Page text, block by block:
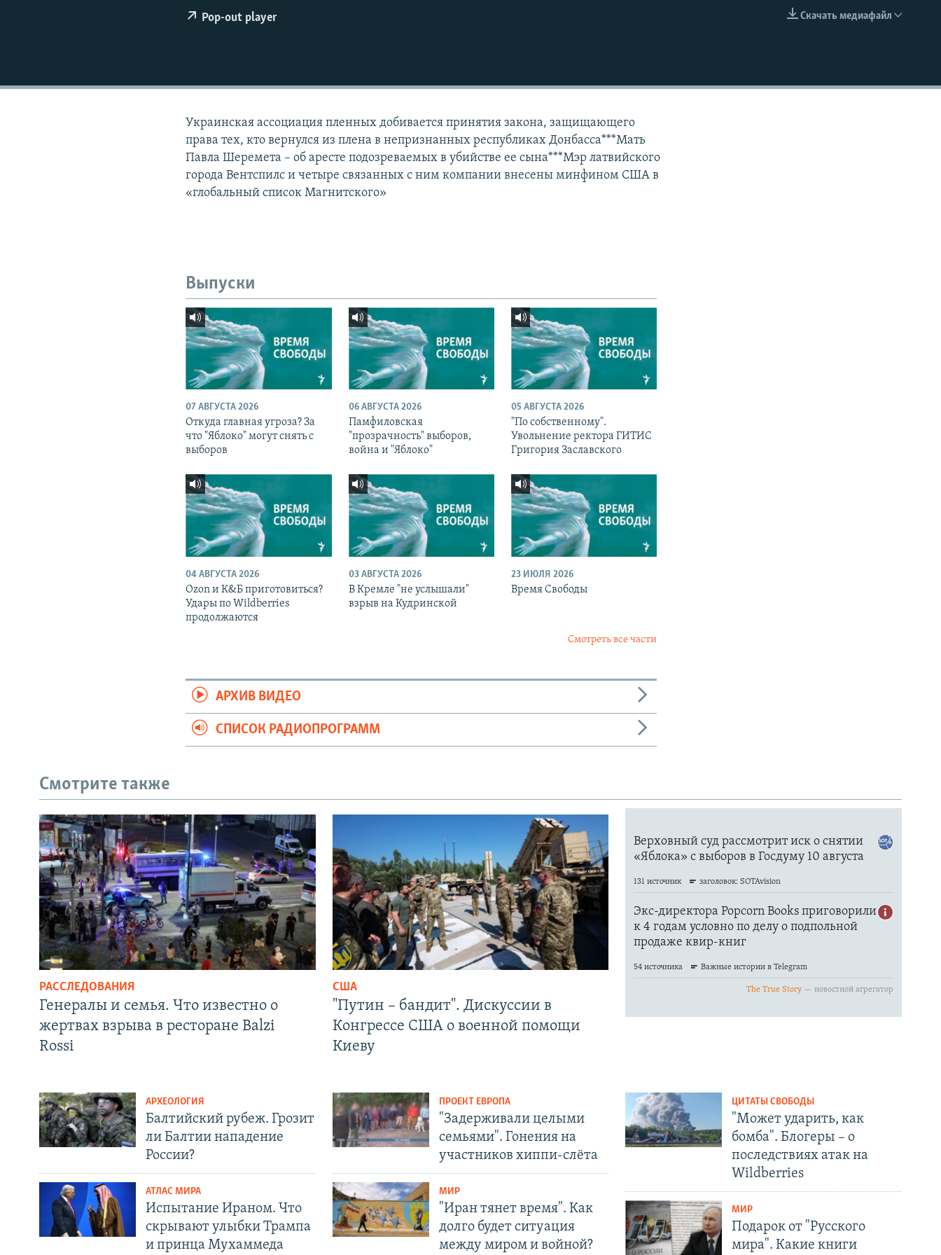
EMBED
Скачать медиафайл
Pop-out player
Украинская ассоциация пленных добивается принятия закона, защищающего
права тех, кто вернулся из плена в непризнанных республиках Донбасса***Мать
Павла Шеремета – об аресте подозреваемых в убийстве ее сына***Мэр латвийского
города Вентспилс и четыре связанных с ним компании внесены минфином США в
«глобальный список Магнитского»
Выпуски
07 АВГУСТА 2026
Откуда главная угроза? За
что "Яблоко" могут снять с
выборов
06 АВГУСТА 2026
Памфиловская
"прозрачность" выборов,
война и "Яблоко"
05 АВГУСТА 2026
"По собственному".
Увольнение ректора ГИТИС
Григория Заславского
04 АВГУСТА 2026
Ozon и К&Б приготовиться?
Удары по Wildberries
продолжаются
03 АВГУСТА 2026
В Кремле "не услышали"
взрыв на Кудринской
23 ИЮЛЯ 2026
Время Свободы
Смотреть все части
АРХИВ ВИДЕО
СПИСОК РАДИОПРОГРАММ
Смотрите также
РАССЛЕДОВАНИЯ
Генералы и семья. Что известно о
жертвах взрыва в ресторане Balzi
Rossi
США
"Путин – бандит". Дискуссии в
Конгрессе США о военной помощи
Киеву
АРХЕОЛОГИЯ
Балтийский рубеж. Грозит
ли Балтии нападение
России?
АТЛАС МИРА
Испытание Ираном. Что
скрывают улыбки Трампа
и принца Мухаммеда
ПРОЕКТ ЕВРОПА
"Задерживали целыми
семьями". Гонения на
участников хиппи-слёта
МИР
"Иран тянет время". Как
долго будет ситуация
между миром и войной?
ЦИТАТЫ СВОБОДЫ
"Может ударить, как
бомба". Блогеры – о
последствиях атак на
Wildberries
МИР
Подарок от "Русского
мира". Какие книги